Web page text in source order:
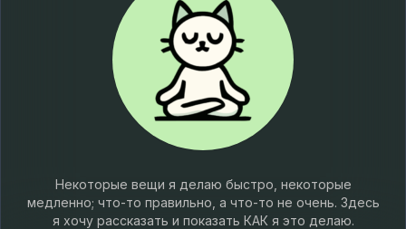
Некоторые вещи я делаю быстро, некоторые
медленно; что-то правильно, а что-то не очень. Здесь
я хочу рассказать и показать КАК я это делаю.